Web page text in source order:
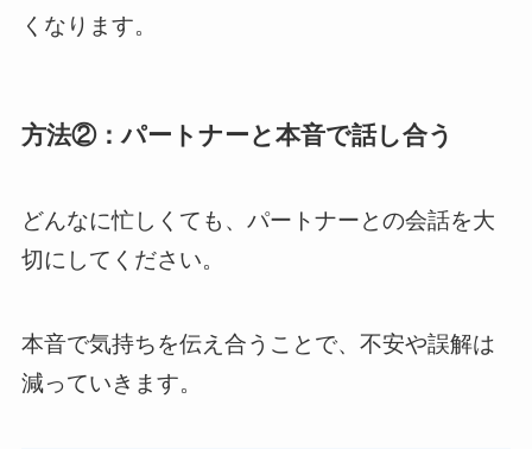
くなります。
方法②：パートナーと本音で話し合う
どんなに忙しくても、パートナーとの会話を大
切にしてください。
本音で気持ちを伝え合うことで、不安や誤解は
減っていきます。